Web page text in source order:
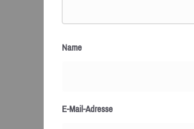
Name
E-Mail-Adresse